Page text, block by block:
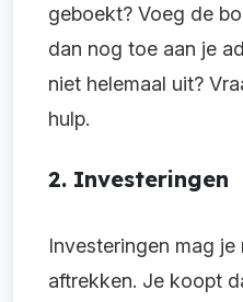
geboekt? Voeg de
dan nog toe aan je
niet helemaal uit?
hulp.
2. Investeringen
Investeringen mag je
aftrekken. Je koopt